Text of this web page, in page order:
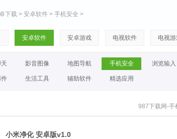
下载 > 安卓软件 > 手机安全 >
安卓软件 安卓游戏 电视软件 电视
影音图像 地图导航 手机安全 浏览输入
生活工具 辅助软件 精选应用
987下载网-手
小米净化 安卓版v1.0